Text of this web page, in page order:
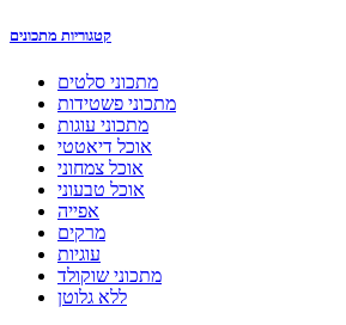
קטגוריות מתכונים
מתכוני סלטים
מתכוני פשטידות
מתכוני עוגות
אוכל דיאטטי
אוכל צמחוני
אוכל טבעוני
אפייה
מרקים
עוגיות
מתכוני שוקולד
ללא גלוטן